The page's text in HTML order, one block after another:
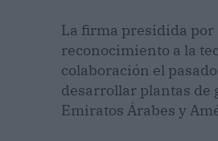
La firma presidida por
reconocimiento a la
colaboración el
desarrollar plantas de
Emiratos Árabes y